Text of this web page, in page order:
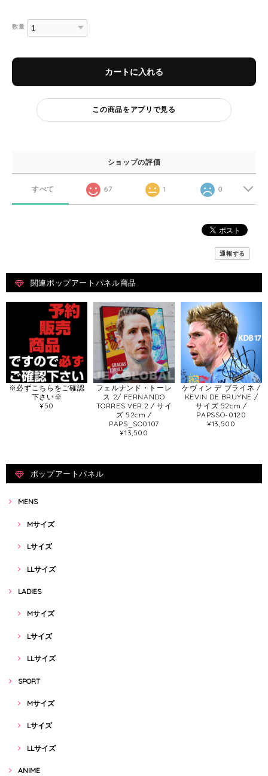
数量
カートに入れる
この商品をアプリで見る
ショップの評価
すべて 67 1 0
通報する
関連ポップアートパネル商品
※必ずこちらをご確認
下さい※
¥50
フェルナンド・トーレ
ス 2/ FERNANDO
TORRES VER.2 / サイ
ズ 52cm /
PAPS_SO0107
¥13,500
ケヴィン デ ブライネ /
KEVIN DE BRUYNE /
サイズ 52cm /
PAPSSO-0120
¥13,500
ポップアートパネル
MENS
Mサイズ
Lサイズ
LLサイズ
LADIES
Mサイズ
Lサイズ
LLサイズ
SPORT
Mサイズ
Lサイズ
LLサイズ
ANIME